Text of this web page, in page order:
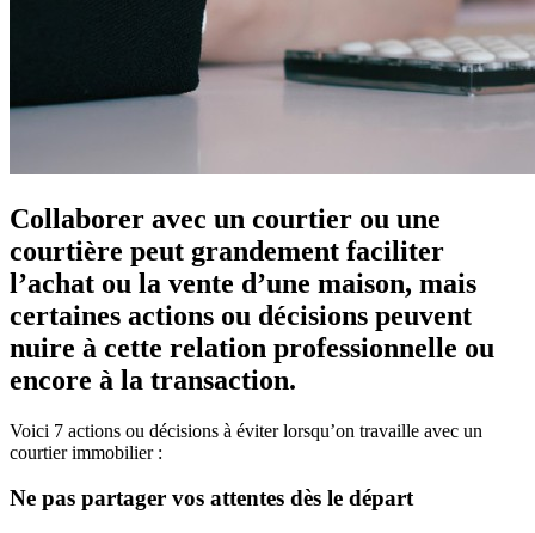
Collaborer avec un courtier ou une
courtière peut grandement faciliter
l’achat ou la vente d’une maison, mais
certaines actions ou décisions peuvent
nuire à cette relation professionnelle ou
encore à la transaction.
Voici 7 actions ou décisions à éviter lorsqu’on travaille avec un
courtier immobilier :
Ne pas partager vos attentes dès le départ